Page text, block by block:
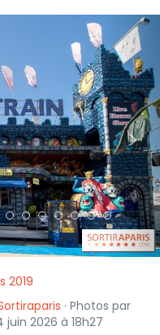
>
2019
· Photos par
juin 2026 à 18h27